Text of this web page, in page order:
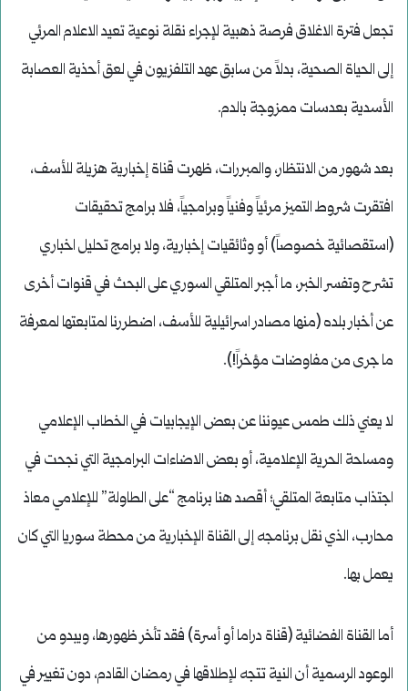
تجعل فترة الاغلاق فرصة ذهبية لإجراء نقلة نوعية تعيد الاعلام المرئي
إلى الحياة الصحية، بدلاً من سابق عهد التلفزيون في لعق أحذية العصابة
الأسدية بعدسات ممزوجة بالدم.
بعد شهور من الانتظار، والمبررات، ظهرت قناة إخبارية هزيلة للأسف،
افتقرت شروط التميز مرئياً وفنياً وبرامجياً، فلا برامج تحقيقات
(استقصائية خصوصاً) أو وثائقيات إخبارية، ولا برامج تحليل اخباري
تشرح وتفسر الخبر، ما أجبر المتلقي السوري على البحث في قنوات أخرى
عن أخبار بلده (منها مصادر اسرائيلية للأسف، اضطررنا لمتابعتها لمعرفة
ما جرى من مفاوضات مؤخراً!).
لا يعني ذلك طمس عيوننا عن بعض الإيجابيات في الخطاب الإعلامي
ومساحة الحرية الإعلامية، أو بعض الاضاءات البرامجية التي نجحت في
اجتذاب متابعة المتلقي؛ أقصد هنا برنامج “على الطاولة” للإعلامي معاذ
محارب، الذي نقل برنامجه إلى القناة الإخبارية من محطة سوريا التي كان
يعمل بها.
أما القناة الفضائية (قناة دراما أو أسرة) فقد تأخر ظهورها، ويبدو من
الوعود الرسمية أن النية تتجه لإطلاقها في رمضان القادم، دون تغيير في